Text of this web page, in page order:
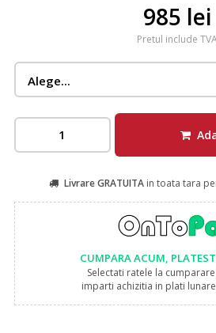
985 lei
Pretul include
Livrare GRATUITAin toata tara
CUMPARA ACUM,
Selectati ratele la
imparti achizitia in plati